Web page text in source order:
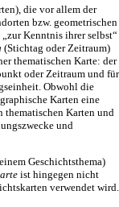
die vor allem der
bzw. geometrischen
Kenntnis ihrer selbst“
(Stichtag oder Zeitraum)
thematischen Karte: der
oder Zeitraum und für
Obwohl die
Karten eine
thematischen Karten und
und
Geschichtsthema)
ist hingegen nicht
verwendet wird.